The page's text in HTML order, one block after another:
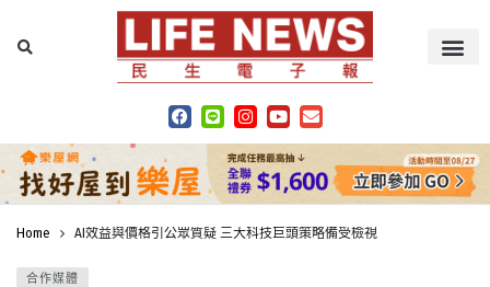
Home AI效益與價格引公眾質疑 三大科技巨頭策略備受檢視
合作媒體